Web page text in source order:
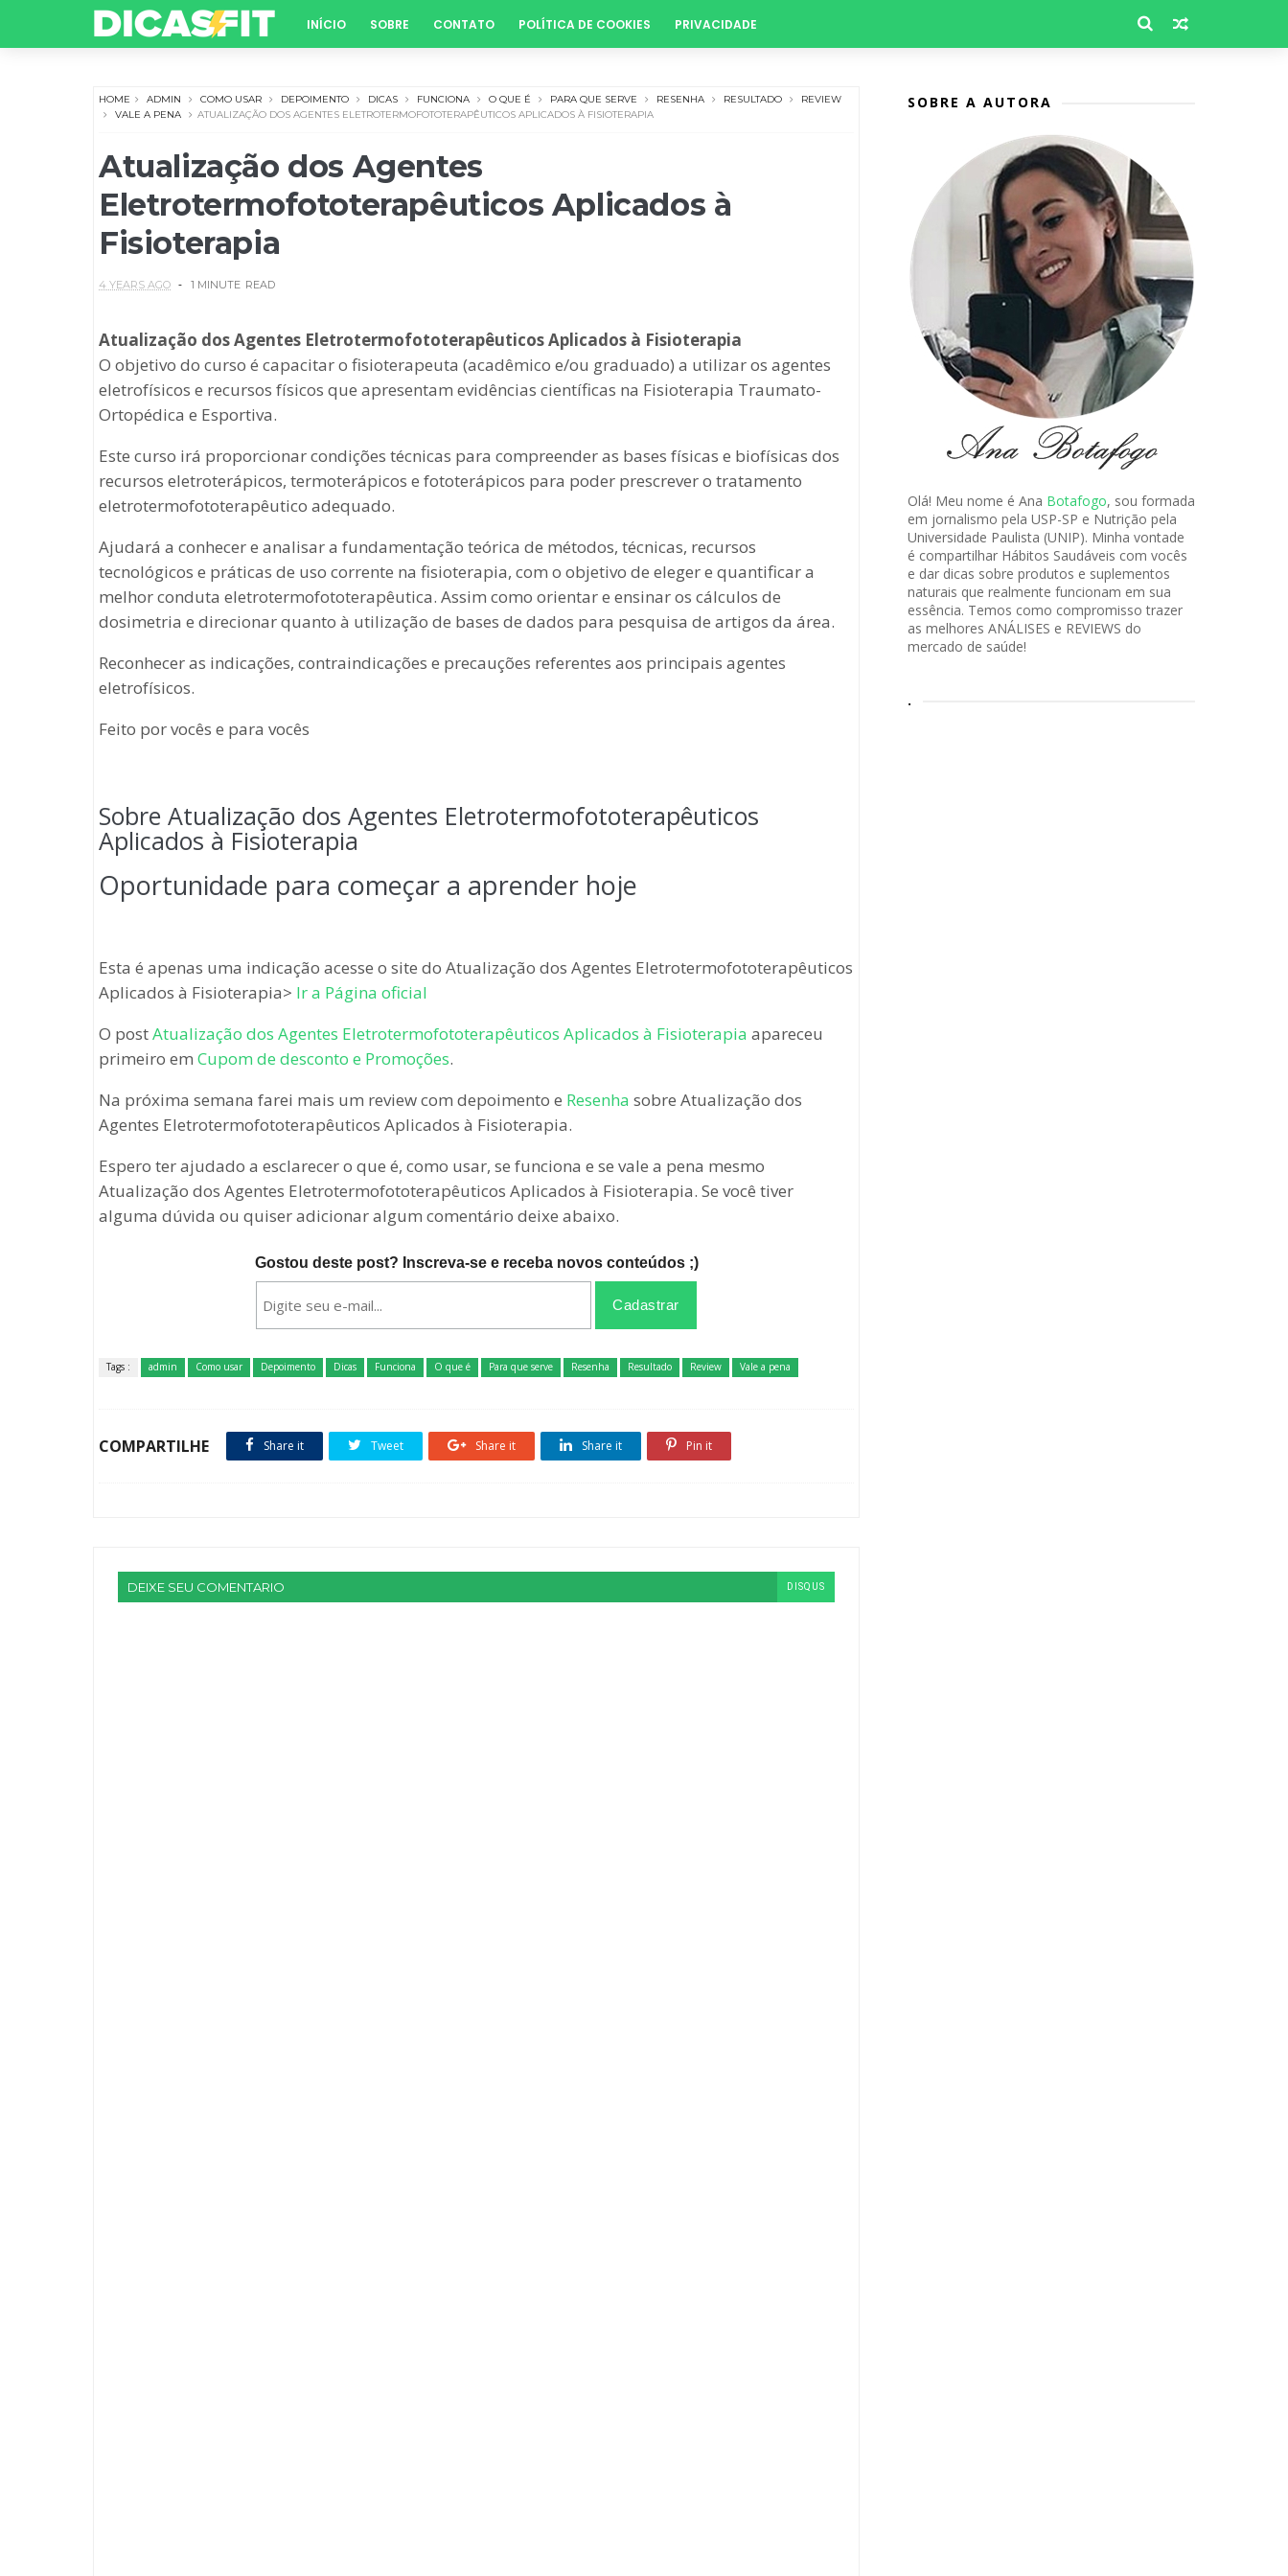
INÍCIO SOBRE CONTATO POLÍTICA DE COOKIES PRIVACIDADE
HOME ADMIN COMO USAR DEPOIMENTO DICAS FUNCIONA O QUE É PARA QUE SERVE RESENHA RESULTADO
REVIEW
VALE A PENA
ATUALIZAÇÃO DOS AGENTES ELETROTERMOFOTOTERAPÊUTICOS APLICADOS À FISIOTERAPIA
Atualização dos Agentes
Eletrotermofototerapêuticos Aplicados à
Fisioterapia
4 YEARS AGO 1 MINUTE READ
Atualização dos Agentes Eletrotermofototerapêuticos Aplicados à Fisioterapia
O objetivo do curso é capacitar o fisioterapeuta (acadêmico e/ou graduado) a utilizar os agentes
eletrofísicos e recursos físicos que apresentam evidências científicas na Fisioterapia Traumato-
Ortopédica e Esportiva.
Este curso irá proporcionar condições técnicas para compreender as bases físicas e biofísicas dos
recursos eletroterápicos, termoterápicos e fototerápicos para poder prescrever o tratamento
eletrotermofototerapêutico adequado.
Ajudará a conhecer e analisar a fundamentação teórica de métodos, técnicas, recursos
tecnológicos e práticas de uso corrente na fisioterapia, com o objetivo de eleger e quantificar a
melhor conduta eletrotermofototerapêutica. Assim como orientar e ensinar os cálculos de
dosimetria e direcionar quanto à utilização de bases de dados para pesquisa de artigos da área.
Reconhecer as indicações, contraindicações e precauções referentes aos principais agentes
eletrofísicos.
Feito por vocês e para vocês
Sobre Atualização dos Agentes Eletrotermofototerapêuticos
Aplicados à Fisioterapia
Oportunidade para começar a aprender hoje
Esta é apenas uma indicação acesse o site do Atualização dos Agentes Eletrotermofototerapêuticos
Aplicados à Fisioterapia> Ir a Página oficial
O postAtualização dos Agentes Eletrotermofototerapêuticos Aplicados à Fisioterapia apareceu
primeiro em Cupom de desconto e Promoções.
Na próxima semana farei mais um review com depoimento e Resenha sobre Atualização dos
Agentes Eletrotermofototerapêuticos Aplicados à Fisioterapia.
Espero ter ajudado a esclarecer o que é, como usar, se funciona e se vale a pena mesmo
Atualização dos Agentes Eletrotermofototerapêuticos Aplicados à Fisioterapia. Se você tiver
alguma dúvida ou quiser adicionar algum comentário deixe abaixo.
Gostou deste post? Inscreva-se e receba novos conteúdos ;)
Tags : admin Como usar Depoimento Dicas Funciona O que é Para que serve Resenha Resultado Review Vale a pena
COMPARTILHE Share it Tweet Share it Share it Pin it
DEIXE SEU COMENTARIO DISQUS
SOBRE A AUTORA
Olá! Meu nome é Ana Botafogo, sou formada
em jornalismo pela USP-SP e Nutrição pela
Universidade Paulista (UNIP). Minha vontade
é compartilhar Hábitos Saudáveis com vocês
e dar dicas sobre produtos e suplementos
naturais que realmente funcionam em sua
essência. Temos como compromisso trazer
as melhores ANÁLISES e REVIEWS do
mercado de saúde!
.